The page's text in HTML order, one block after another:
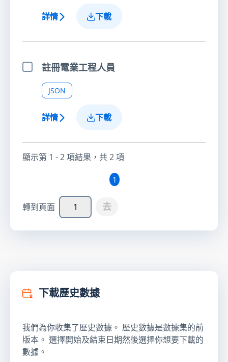
詳情 下載
選擇項目註冊電業工程人員
JSON
詳情 下載
顯示第 1 - 2項結果，共2項
1
轉到頁面 去
下載歷史數據
我們為你收集了歷史數據。 歷史數據是數據集的前
版本。 選擇開始及結束日期然後選擇你想要下載的
數據。